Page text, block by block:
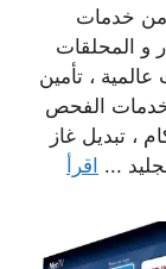
من خدمات
و المحلقات
، تأمين
خدمات الفحص
، تبديل غاز
... اقرأ